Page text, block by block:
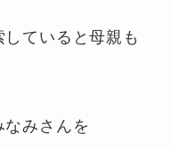
ていると母親も
なみさんを